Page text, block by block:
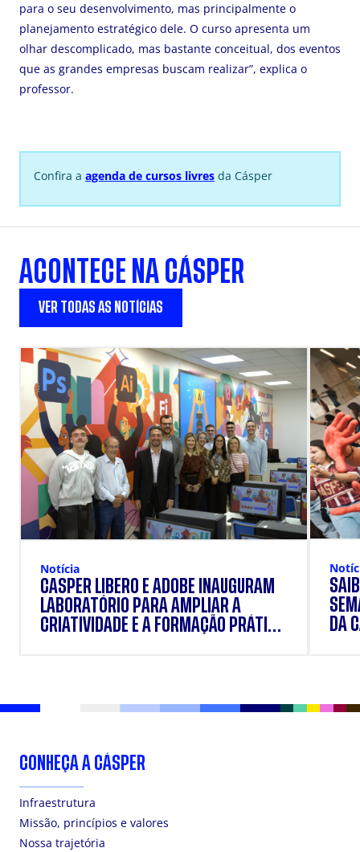
para o seu desenvolvimento, mas principalmente o
planejamento estratégico dele. O curso apresenta um
olhar descomplicado, mas bastante conceitual, dos eventos
que as grandes empresas buscam realizar”, explica o
professor.
Confira a agenda de cursos livres da Cásper
ACONTECE NA CÁSPER
VER TODAS AS NOTÍCIAS
Notícia
CÁSPER LÍBERO E ADOBE INAUGURAM
LABORATÓRIO PARA AMPLIAR A
CRIATIVIDADE E A FORMAÇÃO PRÁTICA
DA
CONHEÇA A CÁSPER
Infraestrutura
Missão, princípios e valores
Nossa trajetória